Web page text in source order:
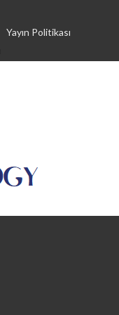
Yayın Politikası